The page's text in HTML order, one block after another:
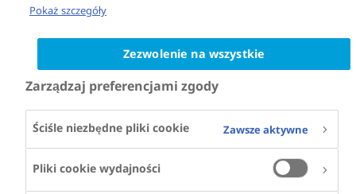
Pokaż szczegóły
Zezwolenie na wszystkie
Zarządzaj preferencjami zgody
Ściśle niezbędne pliki cookie Zawsze aktywne
Pliki cookie wydajności